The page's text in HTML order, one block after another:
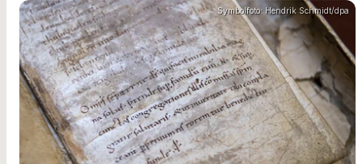
Symbolfoto: Hendrik Schmidt/dpa